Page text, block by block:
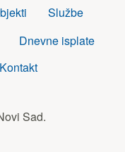
Službe
Dnevne isplate
Kontakt
Sad.